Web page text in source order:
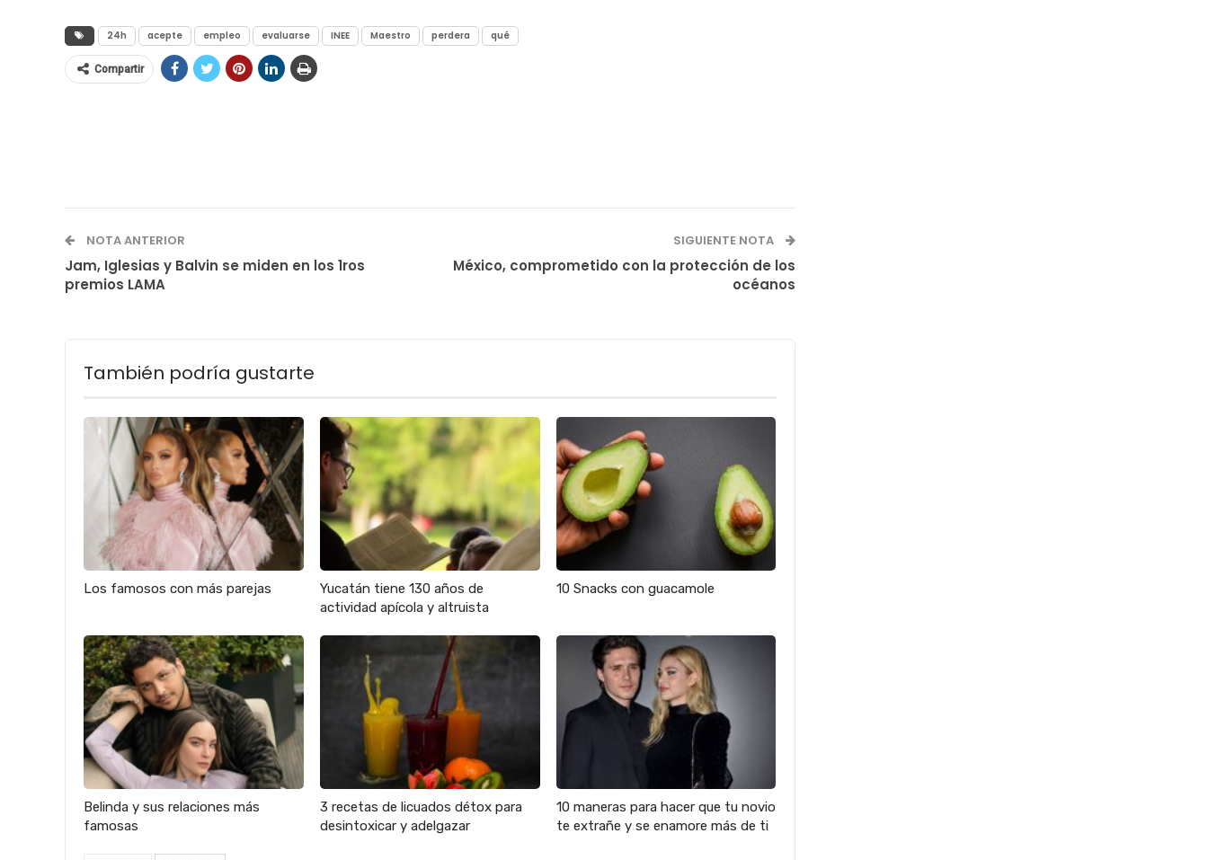
24h acepte empleo evaluarse INEE Maestro perdera qué
Compartir
NOTA ANTERIOR
Jam, Iglesias y Balvin se miden en los 1ros
premios LAMA
SIGUIENTE NOTA
México, comprometido con la protección de los
océanos
También podría gustarte
Los famosos con más parejas
Yucatán tiene 130 años de
actividad apícola y altruista
10 Snacks con guacamole
Belinda y sus relaciones más
famosas
3 recetas de licuados détox para
desintoxicar y adelgazar
10 maneras para hacer que tu novio
te extrañe y se enamore más de ti